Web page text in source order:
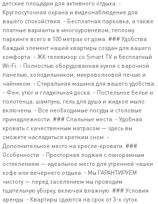
детские площадки для активного отдыха. -
Круглосуточная охрана и видеонаблюдение для
вашего спокойствия. - Бесплатная парковка, а также
платные варианты в многоуровневом, теплому
паркинге всего в 100 метрах от дома. ### Удобства:
Каждый элемент нашей квартиры создан для вашего
комфорта: - ЖК телевизор со Smart TV и бесплатный
Wi-Fi. - Полностью оборудованная кухня с варочной
панелью, холодильником, микроволновой печью и
чайником. - Стиральная машина для вашего удобства.
- Фен, утюг и гладильная доска. - Постельное белье и
полотенца, шампунь, гель для душа и жидкое мыло
включены. - Все необходимые посуды и столовые
принадлежности. ### Спальные места: - Удобная
кровать с качественным матрасом — здесь вы
сможете насладиться крепким сном. -
Дополнительное место на кресле-кровати. ###
Особенности: - Просторная лоджия с панорамным
остеклением — идеальное место для утренней чашки
кофе или вечернего отдыха. - Мы ГАРАНТИРУЕМ
чистоту — перед заселением мы проводим
тщательную уборку, включая влажную. ### Условия
аренды: - Квартиры сдаются на срок от 3-х суток.